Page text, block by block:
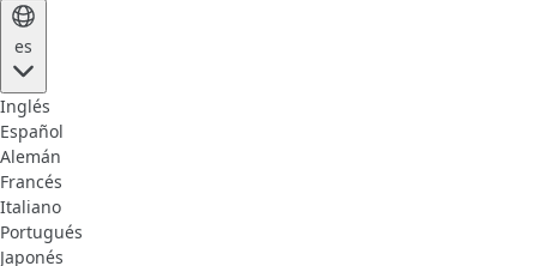
es
Inglés
Español
Alemán
Francés
Italiano
Portugués
Japonés